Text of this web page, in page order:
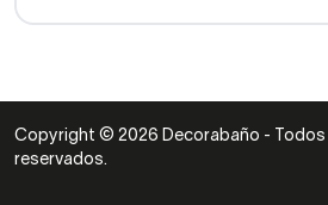
Copyright © 2026 Decorabaño - Todos
reservados.